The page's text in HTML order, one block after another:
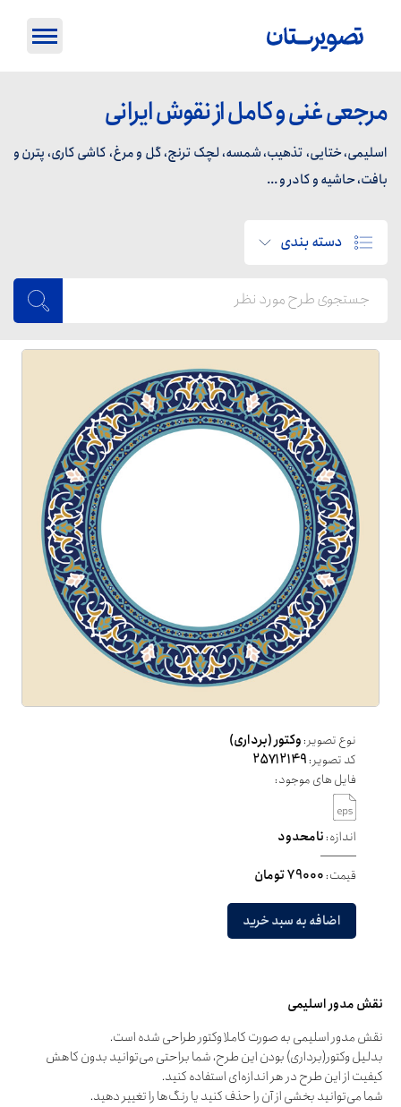
مرجعی غنی و کامل از نقوش ایرانی
اسلیمی، ختایی، تذهیب، شمسه، لچک ترنج، گل و مرغ، کاشی کاری، پترن و
بافت، حاشیه و کادر و ...
دسته بندی
نوع تصویر:وکتور (برداری)
کد تصویر:25712149
فایل های موجود:
اندازه:نامحدود
قیمت:79000 تومان
اضافه به سبد خرید
نقش مدور اسلیمی
نقش مدور اسلیمی به صورت کاملا وکتور طراحی شده است.
بدلیل وکتور(برداری) بودن این طرح، شما براحتی می‌توانید بدون کاهش
کیفیت از این طرح در هر اندازه‌ای استفاده کنید.
شما می‌توانید بخشی از آن را حذف کنید یا رنگ‌ها را تغییر دهید.